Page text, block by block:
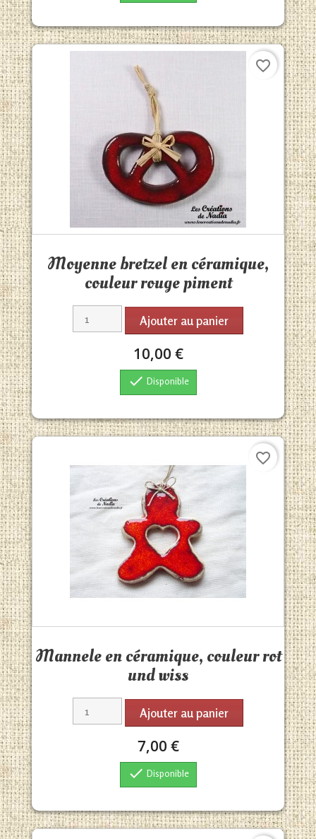
Moyenne bretzel en céramique,
couleur rouge piment
Ajouter au panier
10,00 €
 Disponible
favorite_border
Mannele en céramique, couleur rot
und wiss
Ajouter au panier
7,00 €
 Disponible
favorite_border